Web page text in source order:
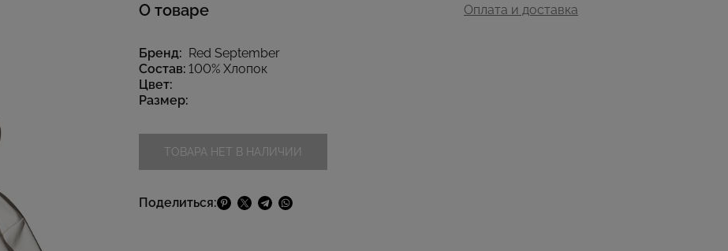
О товаре Оплата и доставка
Бренд: Red September
Состав: 100% Хлопок
Цвет:
Размер:
ТОВАРА НЕТ В НАЛИЧИИ
Поделиться: